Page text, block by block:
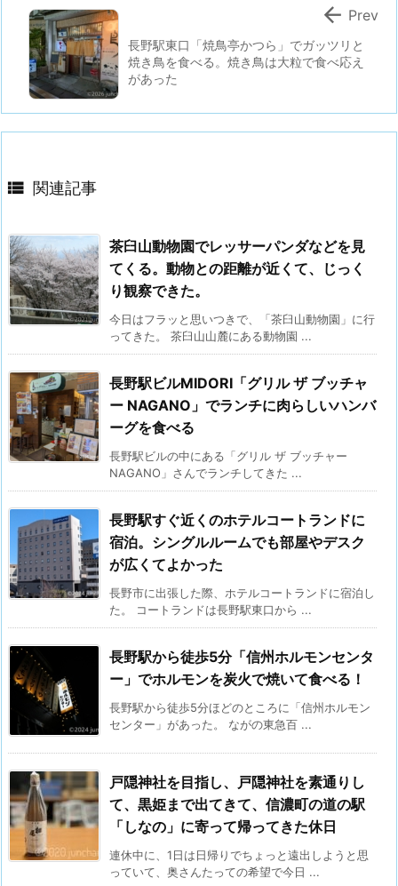
長野駅東口「焼鳥亭かつら」でガッツリと
焼き鳥を食べる。焼き鳥は大粒で食べ応え
があった
 Prev
 関連記事
茶臼山動物園でレッサーパンダなどを見
てくる。動物との距離が近くて、じっく
り観察できた。
今日はフラッと思いつきで、「茶臼山動物園」に行
ってきた。 茶臼山山麓にある動物園 ...
長野駅ビルMIDORI「グリル ザ ブッチャ
ー NAGANO」でランチに肉らしいハンバ
ーグを食べる
長野駅ビルの中にある「グリル ザ ブッチャー
NAGANO」さんでランチしてきた ...
長野駅すぐ近くのホテルコートランドに
宿泊。シングルルームでも部屋やデスク
が広くてよかった
長野市に出張した際、ホテルコートランドに宿泊し
た。 コートランドは長野駅東口から ...
長野駅から徒歩5分「信州ホルモンセンタ
ー」でホルモンを炭火で焼いて食べる！
長野駅から徒歩5分ほどのところに「信州ホルモン
センター」があった。 ながの東急百 ...
戸隠神社を目指し、戸隠神社を素通りし
て、黒姫まで出てきて、信濃町の道の駅
「しなの」に寄って帰ってきた休日
連休中に、1日は日帰りでちょっと遠出しようと思
っていて、奥さんたっての希望で今日 ...